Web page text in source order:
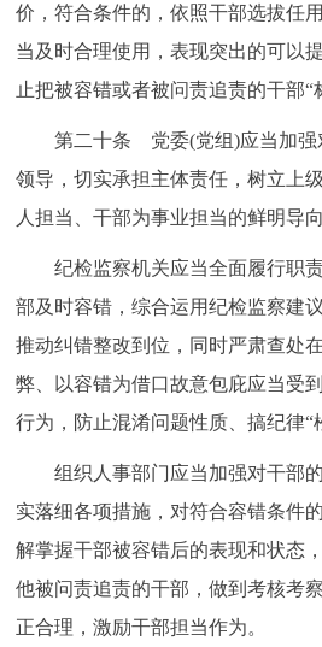
价，符合条件的，依照干部选拔任
当及时合理使用，表现突出的可以
止把被容错或者被问责追责的干部“
第二十条 党委(党组)应当加强
领导，切实承担主体责任，树立上
人担当、干部为事业担当的鲜明导向
纪检监察机关应当全面履行职责
部及时容错，综合运用纪检监察建
推动纠错整改到位，同时严肃查处
弊、以容错为借口故意包庇应当受
行为，防止混淆问题性质、搞纪律“
组织人事部门应当加强对干部的
实落细各项措施，对符合容错条件
解掌握干部被容错后的表现和状态
他被问责追责的干部，做到考核考
正合理，激励干部担当作为。